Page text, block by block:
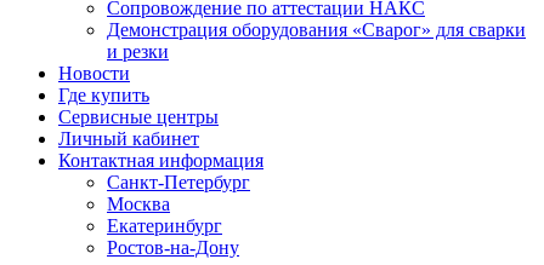
Сопровождение по аттестации НАКС
Демонстрация оборудования «Сварог» для сварки
и резки
Новости
Где купить
Сервисные центры
Личный кабинет
Контактная информация
Санкт-Петербург
Москва
Екатеринбург
Ростов-на-Дону